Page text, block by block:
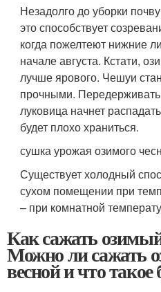
Незадолго до уборки
это способствует
когда пожелтеют нижние
начале августа. Кстати,
лучше ярового. Чешуи
прочными. Передерживать
луковица начнет
будет плохо храниться.
сушка урожая озимого
Существует холодный
сухом помещении при
– при комнатной
Как сажать
Можно ли сажать
весной и что